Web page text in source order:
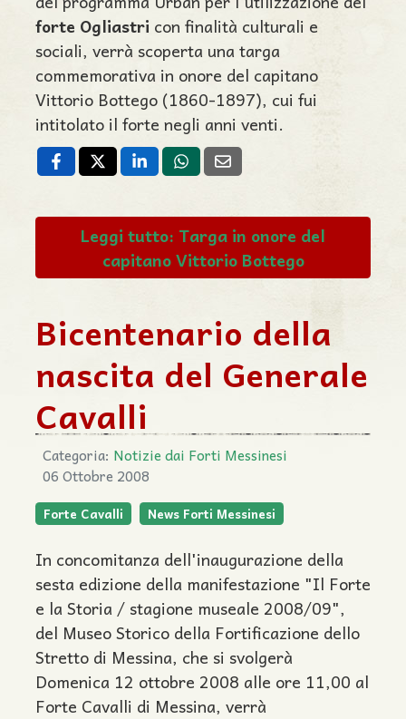
forte Ogliastri con finalità culturali e
sociali, verrà scoperta una targa
commemorativa in onore del capitano
Vittorio Bottego (1860-1897), cui fui
intitolato il forte negli anni venti.
Leggi tutto: Targa in onore del
capitano Vittorio Bottego
Bicentenario della
nascita del Generale
Cavalli
Categoria: Notizie dai Forti Messinesi
06 Ottobre 2008
Forte Cavalli News Forti Messinesi
In concomitanza dell'inaugurazione della
sesta edizione della manifestazione "Il Forte
e la Storia / stagione museale 2008/09",
del Museo Storico della Fortificazione dello
Stretto di Messina, che si svolgerà
Domenica 12 ottobre 2008 alle ore 11,00 al
Forte Cavalli di Messina, verrà